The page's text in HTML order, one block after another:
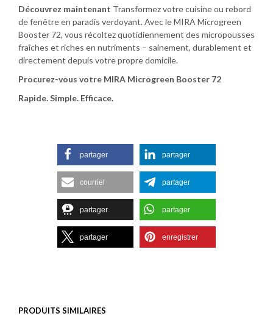
Découvrez maintenant Transformez votre cuisine ou rebord
de fenêtre en paradis verdoyant. Avec le MIRA Microgreen
Booster 72, vous récoltez quotidiennement des micropousses
fraîches et riches en nutriments – sainement, durablement et
directement depuis votre propre domicile.
Procurez-vous votre MIRA Microgreen Booster 72
Rapide. Simple. Efficace.
partager partager
courriel partager
partager partager
partager enregistrer
PRODUITS SIMILAIRES